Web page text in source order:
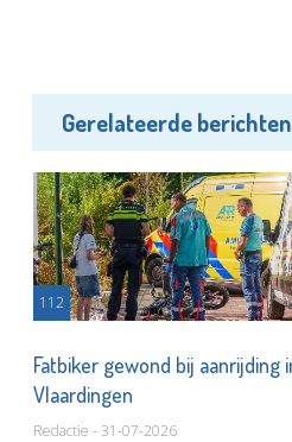
Gerelateerde berichten
112
Fatbiker gewond bij aanrijding
Vlaardingen
Redactie - 31-07-2026